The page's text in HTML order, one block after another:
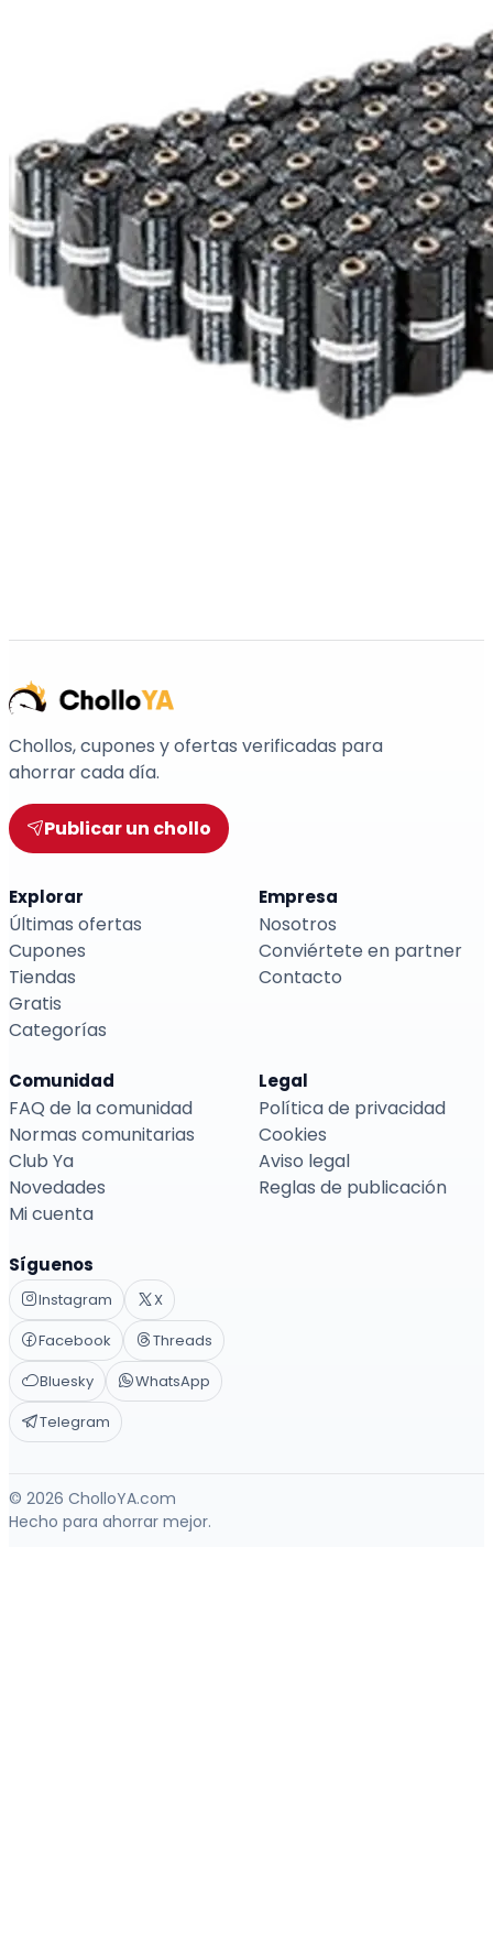
Chollos, cupones y ofertas verificadas para
ahorrar cada día.
Publicar un chollo
Explorar
Últimas ofertas
Cupones
Tiendas
Gratis
Categorías
Empresa
Nosotros
Conviértete en partner
Contacto
Comunidad
FAQ de la comunidad
Normas comunitarias
Club Ya
Novedades
Mi cuenta
Legal
Política de privacidad
Cookies
Aviso legal
Reglas de publicación
Síguenos
Instagram
X
Facebook
Threads
Bluesky
WhatsApp
Telegram
© 2026 CholloYA.com
Hecho para ahorrar mejor.